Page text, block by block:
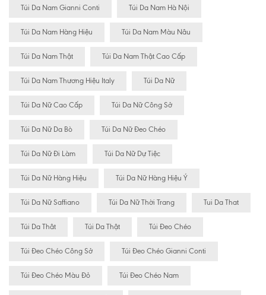
Túi Da Nam Gianni Conti Túi Da Nam Hà Nội
Túi Da Nam Hàng Hiệu Túi Da Nam Màu Nâu
Túi Da Nam Thật Túi Da Nam Thật Cao Cấp
Túi Da Nam Thương Hiệu Italy Túi Da Nữ
Túi Da Nữ Cao Cấp Túi Da Nữ Công Sở
Túi Da Nữ Da Bò Túi Da Nữ Đeo Chéo
Túi Da Nữ Đi Làm Túi Da Nữ Dự Tiệc
Túi Da Nữ Hàng Hiệu Túi Da Nữ Hàng Hiệu Ý
Túi Da Nữ Saffiano Túi Da Nữ Thời Trang Tui Da That
Túi Da Thât Túi Da Thật Túi Đeo Chéo
Túi Đeo Chéo Công Sở Túi Đeo Chéo Gianni Conti
Túi Đeo Chéo Màu Đỏ Túi Đeo Chéo Nam